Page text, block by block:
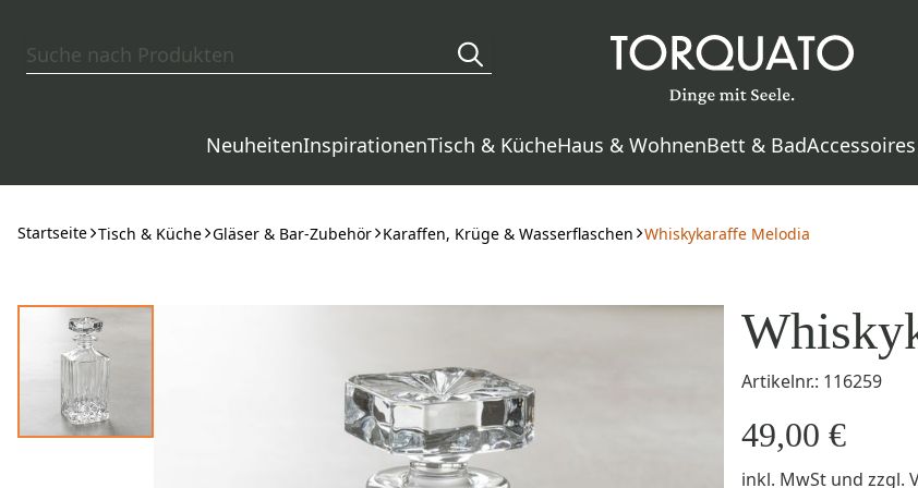
NeuheitenInspirationenTisch & KücheHaus & WohnenBett & Bad
Startseite Tisch & Küche Gläser & Bar-Zubehör Karaffen, Krüge & Wasserflaschen Whiskykaraffe Melodia
Artikelnr.: 116259
49,00 €
inkl. MwSt und zzgl.